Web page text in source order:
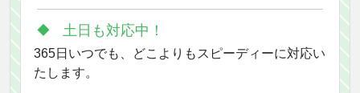
土日も対応中！
365日いつでも、どこよりもスピーディーに対応い
たします。